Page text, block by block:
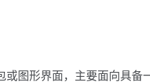
图形界面，主要面向具备